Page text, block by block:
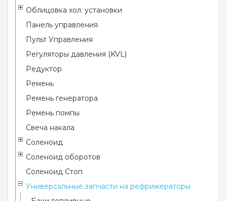
Облицовка хол. установки
Панель управления
Пульт Управления
Регуляторы давления (KVL)
Редуктор
Ремень
Ремень генератора
Ремень помпы
Свеча накала
Соленоид
Соленоид оборотов
Соленоид Стоп
Универсальные запчасти на рефрижераторы